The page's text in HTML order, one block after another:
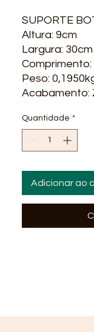
SUPORTE
Altura: 9cm
Largura: 30cm
Comprimento:
Peso:
Acabamento:
Quantidade *
Adicionar ao